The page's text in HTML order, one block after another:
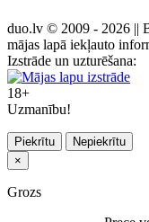
duo.lv © 2009 - 2026 ||
mājas lapā iekļauto
Izstrāde un uzturēšana:
18+
Uzmanību!
Piekrītu
Nepiekrītu
×
Grozs